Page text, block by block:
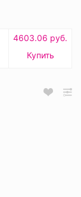
4603.06 руб.
Купить